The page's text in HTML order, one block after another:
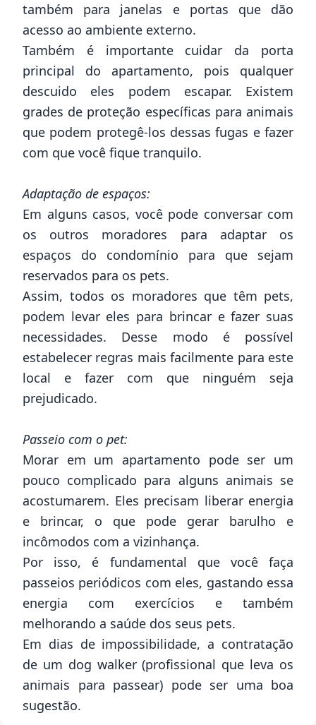
também para janelas e portas que dão
acesso ao ambiente externo.
Também é importante cuidar da porta
principal do apartamento, pois qualquer
descuido eles podem escapar. Existem
grades de proteção específicas para animais
que podem protegê-los dessas fugas e fazer
com que você fique tranquilo.
Adaptação de espaços:
Em alguns casos, você pode conversar com
os outros moradores para adaptar os
espaços do condomínio para que sejam
reservados para os pets.
Assim, todos os moradores que têm pets,
podem levar eles para brincar e fazer suas
necessidades. Desse modo é possível
estabelecer regras mais facilmente para este
local e fazer com que ninguém seja
prejudicado.
Passeio com o pet:
Morar em um apartamento pode ser um
pouco complicado para alguns animais se
acostumarem. Eles precisam liberar energia
e brincar, o que pode gerar barulho e
incômodos com a vizinhança.
Por isso, é fundamental que você faça
passeios periódicos com eles, gastando essa
energia com exercícios e também
melhorando a saúde dos seus pets.
Em dias de impossibilidade, a contratação
de um dog walker (profissional que leva os
animais para passear) pode ser uma boa
sugestão.